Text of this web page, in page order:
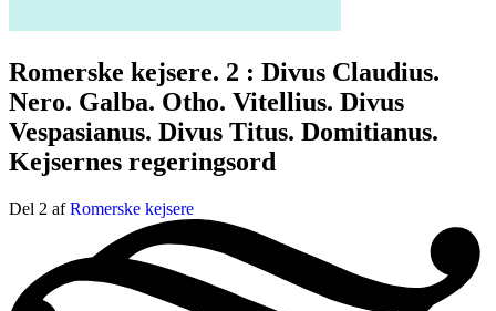
Romerske kejsere. 2 : Divus Claudius.
Nero. Galba. Otho. Vitellius. Divus
Vespasianus. Divus Titus. Domitianus.
Kejsernes regeringsord
Del 2 afRomerske kejsere